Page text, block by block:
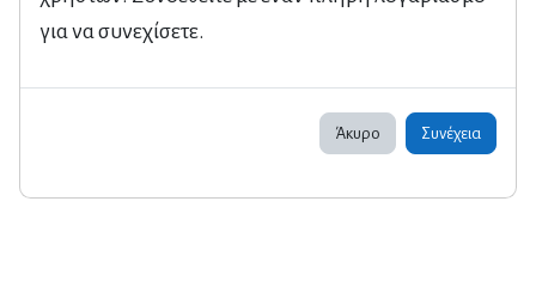
για να συνεχίσετε.
Άκυρο Συνέχεια